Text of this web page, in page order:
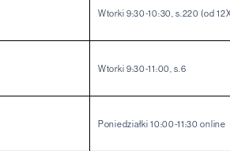
Wtorki 9:30-10:30, s.220 (od
Wtorki 9:30-11:00, s.6
Poniedziałki 10:00-11:30 online